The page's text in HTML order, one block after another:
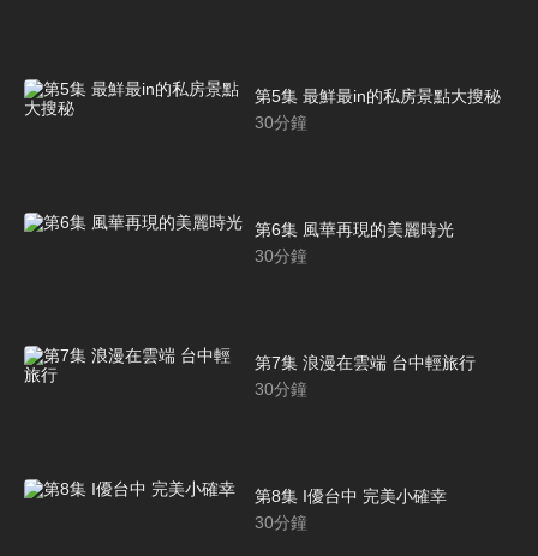
第5集 最鮮最in的私房景點大搜秘
30分鐘
第6集 風華再現的美麗時光
30分鐘
第7集 浪漫在雲端 台中輕旅行
30分鐘
第8集 I優台中 完美小確幸
30分鐘